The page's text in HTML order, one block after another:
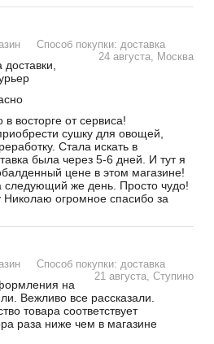
Способ покупки: доставка
24 августа, Москва
в восторге от сервиса!
сушку для овощей,
Стала искать в
была через 5-6 дней. И тут я
цене в этом магазине!
следующий же день. Просто чудо!
Николаю огромное спасибо за
Способ покупки: доставка
21 августа, Ступино
на
Вежливо все рассказали.
товара соответствует
раза ниже чем в магазине